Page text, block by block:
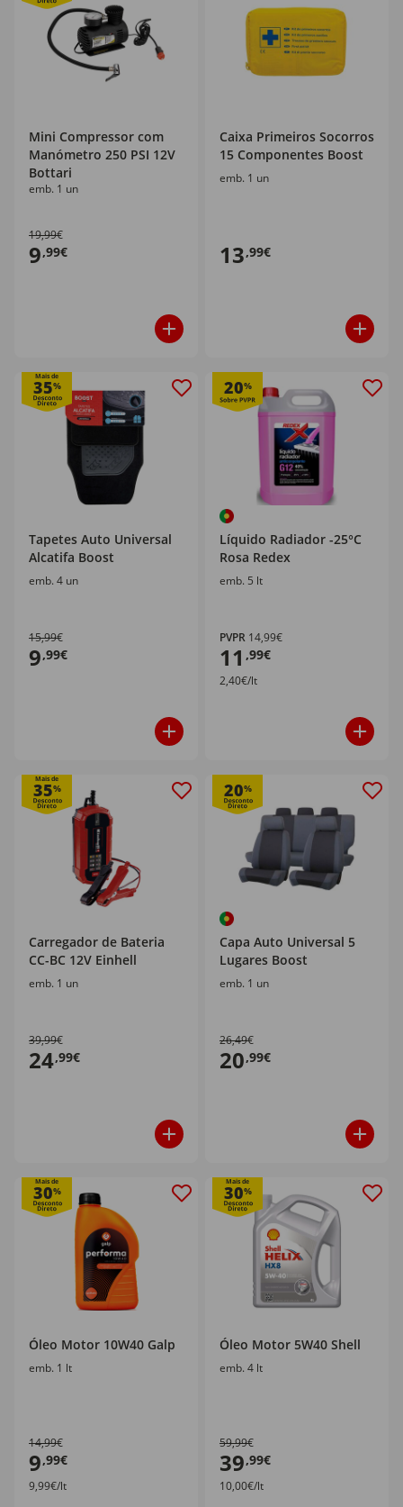
Mini Compressor com
Manómetro 250 PSI 12V
Bottari
emb. 1 un
19,99€
9,99€
Caixa Primeiros Socorros
15 Componentes Boost
emb. 1 un
13,99€
Mais de
35%
Tapetes Auto Universal
Alcatifa Boost
emb. 4 un
15,99€
9,99€
20%
Líquido Radiador -25°C
Rosa Redex
emb. 5 lt
PVPR 14,99€
11 ,99€
2,40€/lt
Mais de
35%
Carregador de Bateria
CC-BC 12V Einhell
emb. 1 un
39,99€
24,99€
20%
Capa Auto Universal 5
Lugares Boost
emb. 1 un
26,49€
20,99€
Mais de
30%
Óleo Motor 10W40 Galp
emb. 1 lt
14,99€
9,99€
9,99€/lt
Mais de
30%
Óleo Motor 5W40 Shell
emb. 4 lt
59,99€
39,99€
10,00€/lt